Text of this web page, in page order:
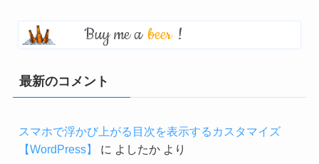
Buy me a beer !
最新のコメント
スマホで浮かび上がる目次を表示するカスタマイズ
【WordPress】
に よしたかより